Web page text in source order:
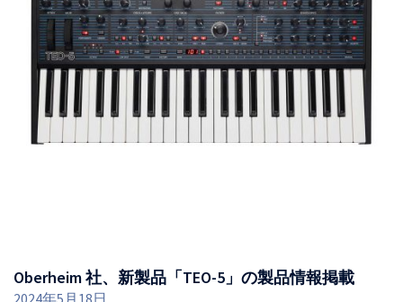
Oberheim 社、新製品「TEO-5」の製品情報掲載